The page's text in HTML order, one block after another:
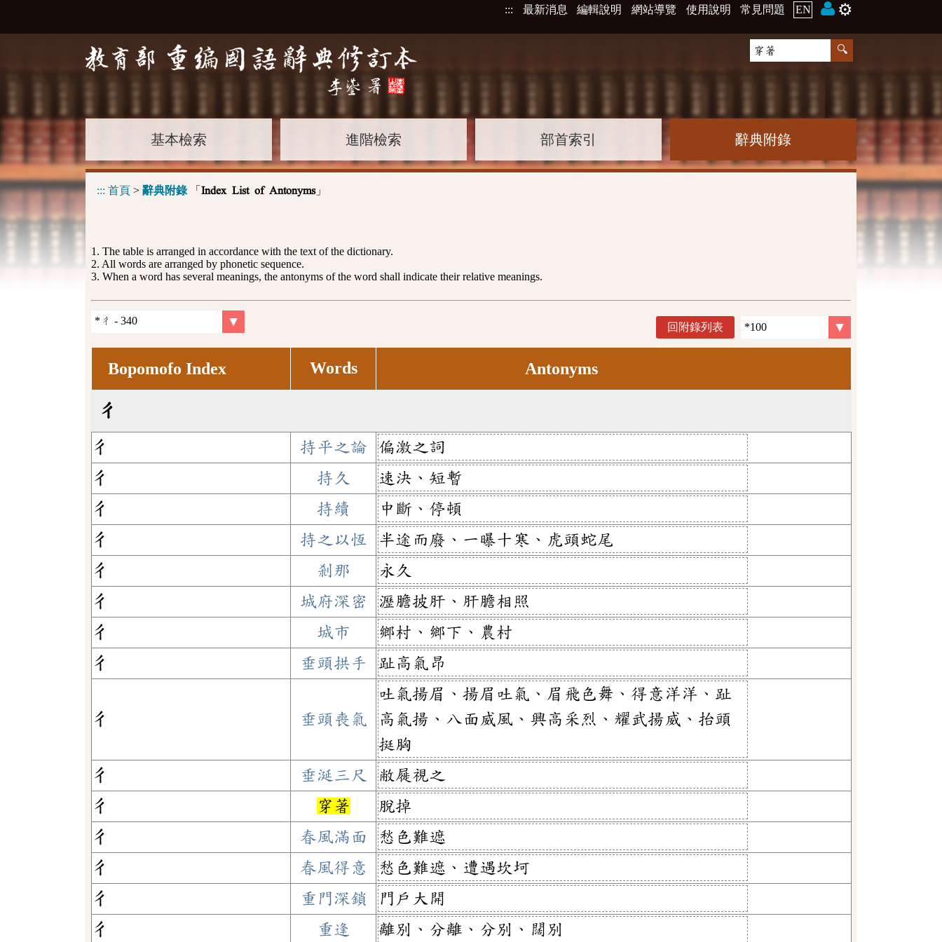
::: 最新消息 編輯說明 網站導覽 使用說明 常見問題 EN ⚙️
基本檢索 進階檢索 部首索引 辭典附錄
::: 首頁 > 辭典附錄「 Index List of Antonyms」
1. The table is arranged in accordance with the text of the dictionary.
2. All words are arranged by phonetic sequence.
3. When a word has several meanings, the antonyms of the word shall indicate their relative meanings.
回附錄列表
Bopomofo Index Words Antonyms
ㄔ
ㄔ 持平之論
偏激之詞
ㄔ
持久
速決、短暫
ㄔ
持續
中斷、停頓
ㄔ
持之以恆
半途而廢、一曝十寒、虎頭蛇尾
ㄔ
剎那
永久
ㄔ
城府深密
瀝膽披肝、肝膽相照
ㄔ
城市
鄉村、鄉下、農村
ㄔ
垂頭拱手 趾高氣昂
ㄔ 垂頭喪氣
吐氣揚眉、揚眉吐氣、眉飛色舞、得意洋洋、趾
高氣揚、八面威風、興高采烈、耀武揚威、抬頭
挺胸
ㄔ
垂涎三尺
敝屣視之
ㄔ
穿著
脫掉
ㄔ
春風滿面
愁色難遮
ㄔ
春風得意
愁色難遮、遭遇坎坷
ㄔ
重門深鎖
門戶大開
ㄔ
重逢 離別、分離、分別、闊別